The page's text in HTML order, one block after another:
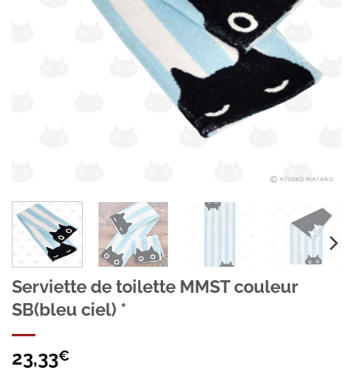
Serviette de toilette MMST couleur
SB(bleu ciel) *
23,33€